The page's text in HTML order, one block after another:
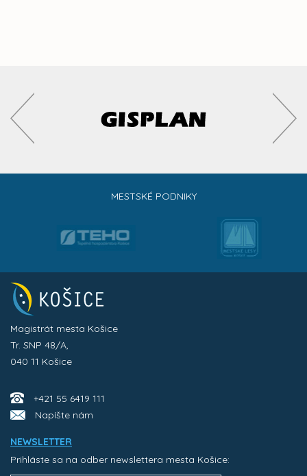
MESTSKÉ PODNIKY
Magistrát mesta Košice
Tr. SNP 48/A,
040 11 Košice
+421 55 6419 111
Napíšte nám
NEWSLETTER
Prihláste sa na odber newslettera mesta Košice: